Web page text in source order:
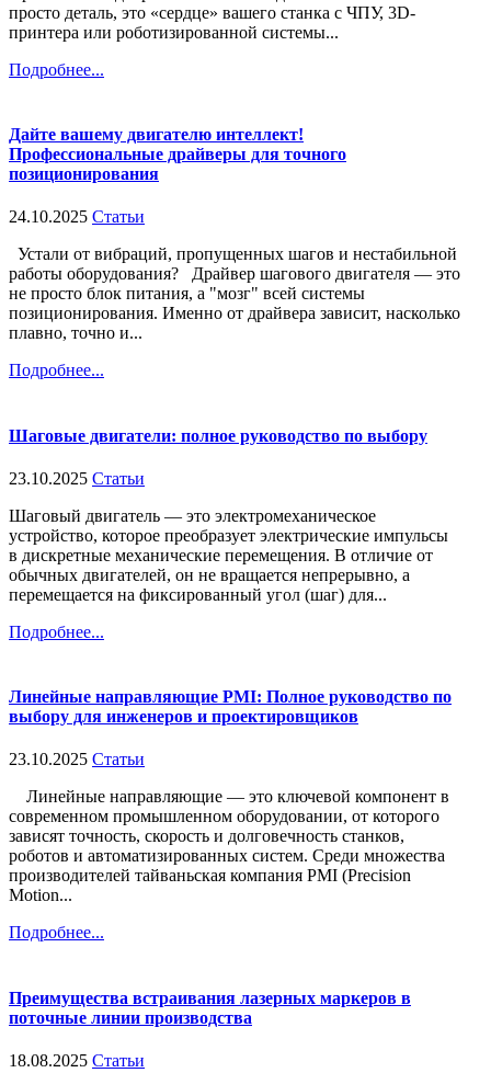
просто деталь, это «сердце» вашего станка с ЧПУ, 3D-
принтера или роботизированной системы...
Подробнее...
Дайте вашему двигателю интеллект!
Профессиональные драйверы для точного
позиционирования
24.10.2025 Статьи
Устали от вибраций, пропущенных шагов и нестабильной
работы оборудования? Драйвер шагового двигателя — это
не просто блок питания, а "мозг" всей системы
позиционирования. Именно от драйвера зависит, насколько
плавно, точно и...
Подробнее...
Шаговые двигатели: полное руководство по выбору
23.10.2025 Статьи
Шаговый двигатель — это электромеханическое
устройство, которое преобразует электрические импульсы
в дискретные механические перемещения. В отличие от
обычных двигателей, он не вращается непрерывно, а
перемещается на фиксированный угол (шаг) для...
Подробнее...
Линейные направляющие PMI: Полное руководство по
выбору для инженеров и проектировщиков
23.10.2025 Статьи
Линейные направляющие — это ключевой компонент в
современном промышленном оборудовании, от которого
зависят точность, скорость и долговечность станков,
роботов и автоматизированных систем. Среди множества
производителей тайваньская компания PMI (Precision
Motion...
Подробнее...
Преимущества встраивания лазерных маркеров в
поточные линии производства
18.08.2025 Статьи